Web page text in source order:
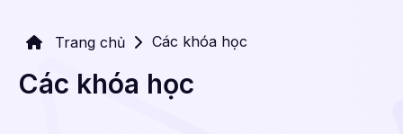
Trang chủ Các khóa học
Các khóa học